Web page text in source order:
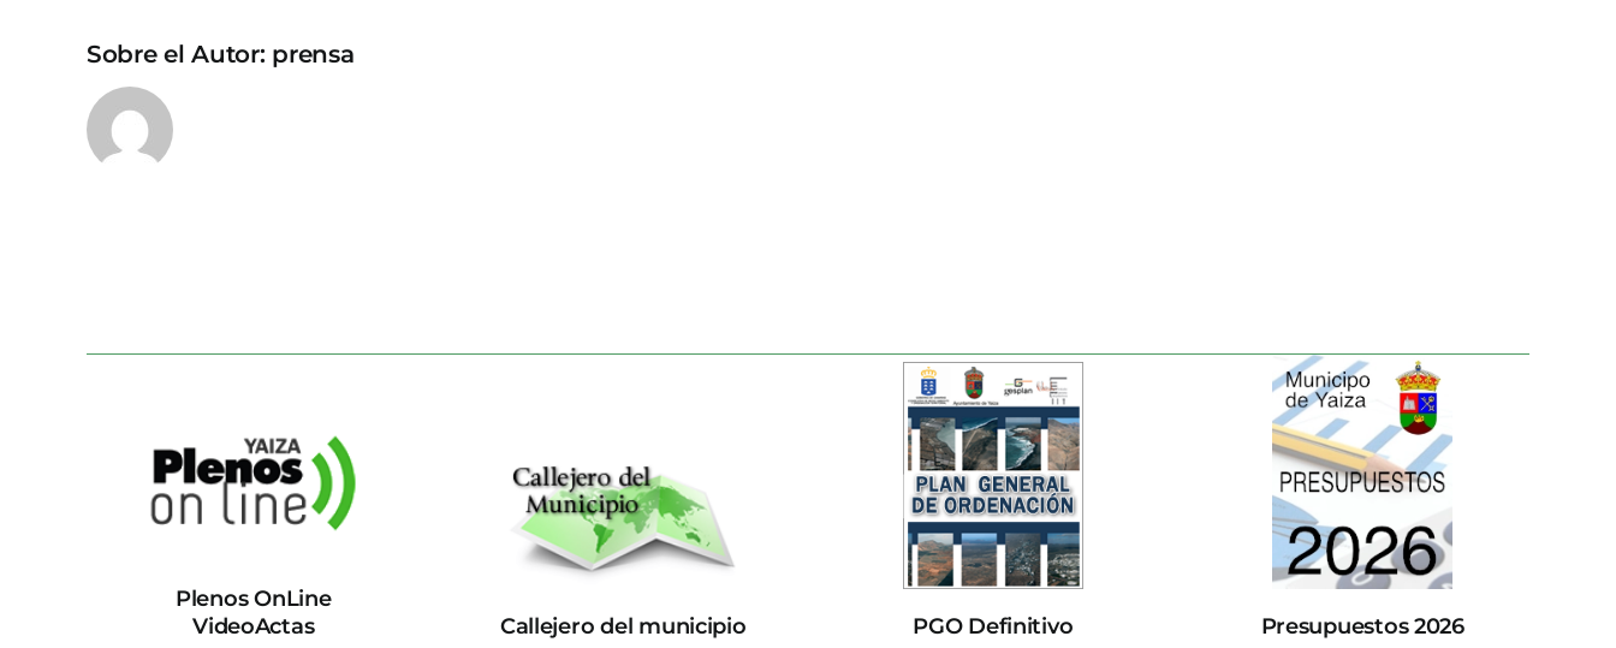
Sobre el Autor: prensa
Plenos OnLine
VideoActas
Callejero del municipio PGO Definitivo Presupuestos 2026